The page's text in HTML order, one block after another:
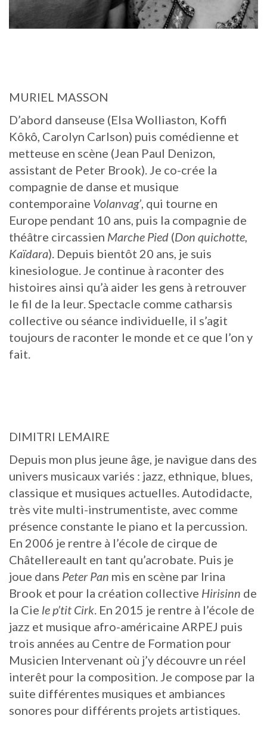
MURIEL MASSON
D’abord danseuse (Elsa Wolliaston, Koffi
Kôkô, Carolyn Carlson) puis comédienne et
metteuse en scène (Jean Paul Denizon,
assistant de Peter Brook). Je co-crée la
compagnie de danse et musique
contemporaine Volanvag’ , qui tourne en
Europe pendant 10 ans, puis la compagnie de
théâtre circassien Marche Pied (Don quichotte,
Kaïdara). Depuis bientôt 20 ans, je suis
kinesiologue. Je continue à raconter des
histoires ainsi qu’à aider les gens à retrouver
le fil de la leur. Spectacle comme catharsis
collective ou séance individuelle, il s’agit
toujours de raconter le monde et ce que l’on y
fait.
DIMITRI LEMAIRE
Depuis mon plus jeune âge, je navigue dans des
univers musicaux variés : jazz, ethnique, blues,
classique et musiques actuelles. Autodidacte,
très vite multi-instrumentiste, avec comme
présence constante le piano et la percussion.
En 2006 je rentre à l’école de cirque de
Châtellereault en tant qu’acrobate. Puis je
joue dans Peter Pan mis en scène par Irina
Brook et pour la création collective Hirisinn de
la Cie le p’tit Cirk . En 2015 je rentre à l’école de
jazz et musique afro-américaine ARPEJ puis
trois années au Centre de Formation pour
Musicien Intervenant où j’y découvre un réel
interêt pour la composition. Je compose par la
suite différentes musiques et ambiances
sonores pour différents projets artistiques.